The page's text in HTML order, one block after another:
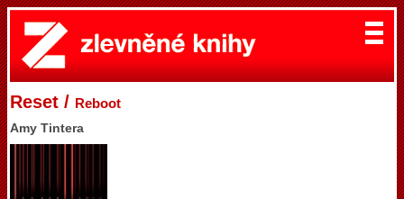
Reset / Reboot
Amy Tintera